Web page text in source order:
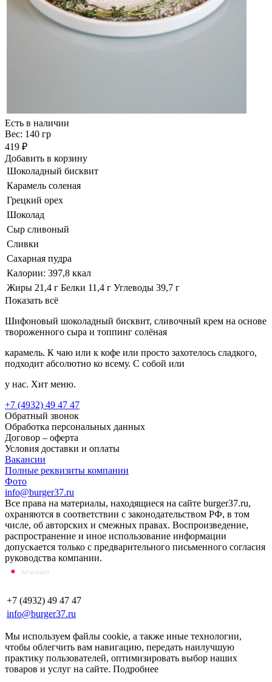
Есть в наличии
Вес: 140 гр
419 ₽
Добавить в корзину
Шоколадный бисквит
Карамель соленая
Грецкий орех
Шоколад
Сыр сливоный
Сливки
Сахарная пудра
Калории: 397,8 ккал
Жиры 21,4 г Белки 11,4 г Углеводы 39,7 г
Показать всё
Шифоновый шоколадный бисквит, сливочный крем на основе
твороженного сыра и топпинг солёная
карамель. К чаю или к кофе или просто захотелось сладкого,
подходит абсолютно ко всему. С собой или
у нас. Хит меню.
+7 (4932) 49 47 47
Обратный звонок
Обработка персональных данных
Договор – оферта
Условия доставки и оплаты
Вакансии
Полные реквизиты компании
Фото
info@burger37.ru
Все права на материалы, находящиеся на сайте burger37.ru,
охраняются в соответствии с законодательством РФ, в том
числе, об авторских и смежных правах. Воспроизведение,
распространение и иное использование информации
допускается только с предварительного письменного согласия
руководства компании.
+7 (4932) 49 47 47
info@burger37.ru
Мы используем файлы cookie, а также иные технологии,
чтобы облегчить вам навигацию, передать наилучшую
практику пользователей, оптимизировать выбор наших
товаров и услуг на сайте. Подробнее